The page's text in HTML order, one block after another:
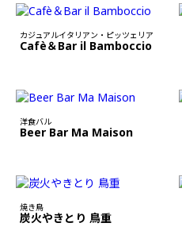
カジュアルイタリアン・ピッツェリア
Cafè＆Bar il Bamboccio
洋食バル
Beer Bar Ma Maison
焼き鳥
炭火やきとり 鳥重